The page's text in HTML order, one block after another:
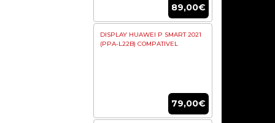
89,00€
DISPLAY HUAWEI P SMART 2021
(PPA-L22B) COMPATIVEL
79,00€